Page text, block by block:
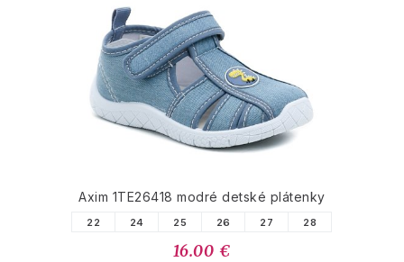
Axim 1TE26418 modré detské plátenky
22 24 25 26 27 28
16.00 €